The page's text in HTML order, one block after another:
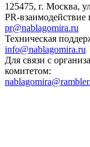
125475, г. Москва,
PR-взаимодействие
pr@nablagomira.ru
Техническая
info@nablagomira.ru
Для связи с
комитетом: